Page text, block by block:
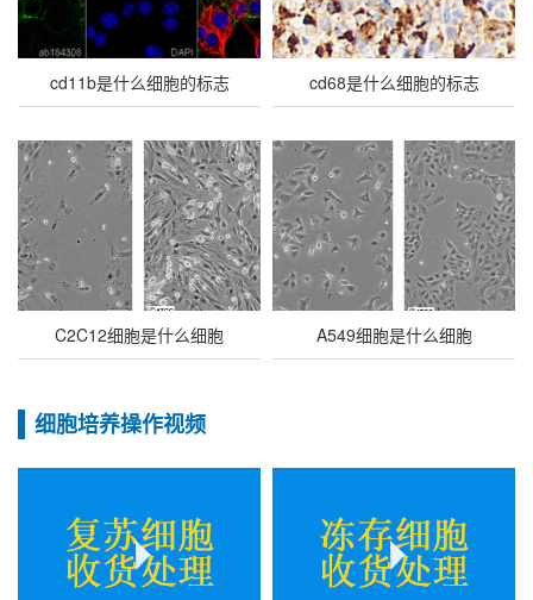
cd11b是什么细胞的标志 cd68是什么细胞的标志
C2C12细胞是什么细胞 A549细胞是什么细胞
细胞培养操作视频